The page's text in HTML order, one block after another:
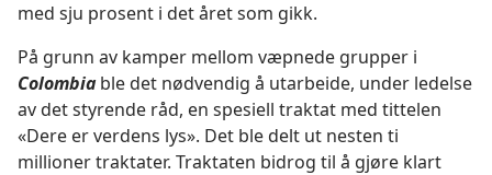
med sju prosent i det året som gikk.
På grunn av kamper mellom væpnede grupper i
Colombiable det nødvendig å utarbeide, under ledelse
av det styrende råd, en spesiell traktat med tittelen
«Dere er verdens lys». Det ble delt ut nesten ti
millioner traktater. Traktaten bidrog til å gjøre klart